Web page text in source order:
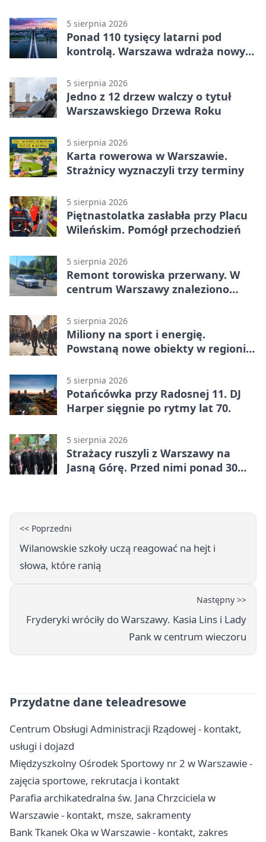
5 sierpnia 2026
Ponad 110 tysięcy latarni pod
kontrolą. Warszawa wdraża nowy
5 sierpnia 2026
Jedno z 12 drzew walczy o tytuł
Warszawskiego Drzewa Roku
5 sierpnia 2026
Karta rowerowa w Warszawie.
Strażnicy wyznaczyli trzy terminy
5 sierpnia 2026
Piętnastolatka zasłabła przy Placu
Wileńskim. Pomógł przechodzień
5 sierpnia 2026
Remont torowiska przerwany. W
centrum Warszawy znaleziono
5 sierpnia 2026
Miliony na sport i energię.
Powstaną nowe obiekty w regionie
5 sierpnia 2026
Potańcówka przy Radosnej 11. DJ
Harper sięgnie po rytmy lat 70.
5 sierpnia 2026
Strażacy ruszyli z Warszawy na
Jasną Górę. Przed nimi ponad 30
<< Poprzedni
Wilanowskie szkoły uczą reagować na hejt i
słowa, które ranią
Następny >>
Fryderyki wróciły do Warszawy. Kasia Lins i Lady
Pank w centrum wieczoru
Przydatne dane teleadresowe
Centrum Obsługi Administracji Rządowej - kontakt,
usługi i dojazd
Międzyszkolny Ośrodek Sportowy nr 2 w Warszawie -
zajęcia sportowe, rekrutacja i kontakt
Parafia archikatedralna św. Jana Chrzciciela w
Warszawie - kontakt, msze, sakramenty
Bank Tkanek Oka w Warszawie - kontakt, zakres